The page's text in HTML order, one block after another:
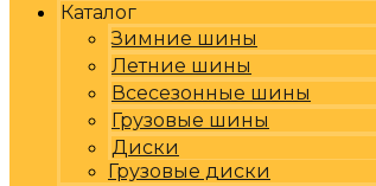
Каталог
Зимние шины
Летние шины
Всесезонные шины
Грузовые шины
Диски
Грузовые диски